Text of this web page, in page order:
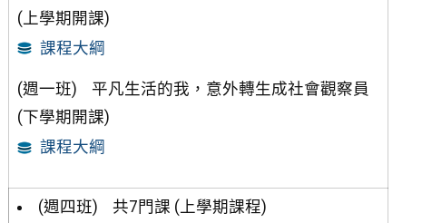
(上學期開課)
課程大綱
(週一班) 平凡生活的我，意外轉生成社會觀察員
(下學期開課)
課程大綱
(週四班) 共7門課 (上學期課程)